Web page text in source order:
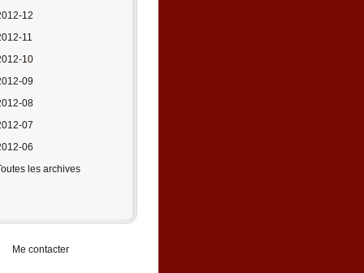
12
11
10
09
08
07
06
les archives
Me contacter